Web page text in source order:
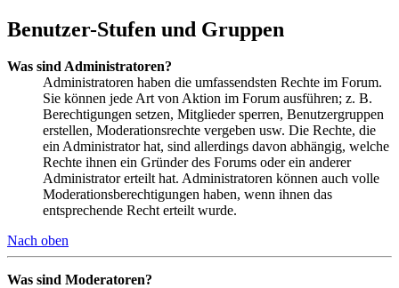
Benutzer-Stufen und Gruppen
Was sind Administratoren?
Administratoren haben die umfassendsten Rechte im Forum.
Sie können jede Art von Aktion im Forum ausführen; z. B.
Berechtigungen setzen, Mitglieder sperren, Benutzergruppen
erstellen, Moderationsrechte vergeben usw. Die Rechte, die
ein Administrator hat, sind allerdings davon abhängig, welche
Rechte ihnen ein Gründer des Forums oder ein anderer
Administrator erteilt hat. Administratoren können auch volle
Moderationsberechtigungen haben, wenn ihnen das
entsprechende Recht erteilt wurde.
Nach oben
Was sind Moderatoren?